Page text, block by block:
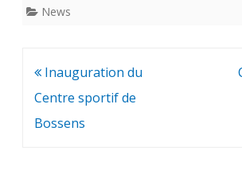
News
Navigation
de
l’article
Inauguration du
Centre sportif de
Bossens